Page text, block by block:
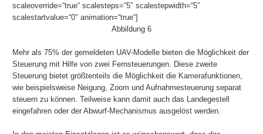
scaleoverride=“true“ scalesteps=“5″ scalestepwidth=“5″
scalestartvalue=“0″ animation=“true“]
Abbildung 6
Mehr als 75% der gemeldeten UAV-Modelle bieten die Möglichkeit der
Steuerung mit Hilfe von zwei Fernsteuerungen. Diese zweite
Steuerung bietet größtenteils die Möglichkeit die Kamerafunktionen,
wie beispielsweise Neigung, Zoom und Aufnahmesteuerung separat
steuern zu können. Teilweise kann damit auch das Landegestell
eingefahren oder der Abwurf-Mechanismus ausgelöst werden.